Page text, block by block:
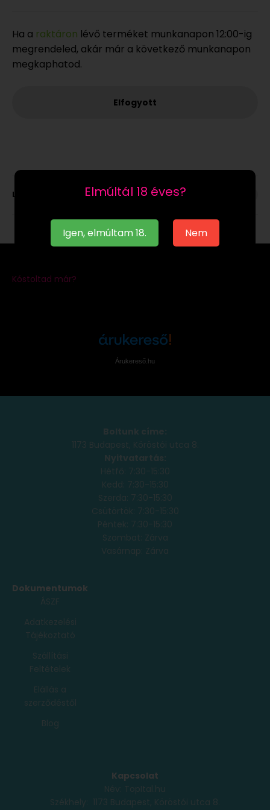
Elmúltál 18 éves?
Igen, elmúltam 18. Nem
Ha a raktáron lévő terméket munkanapon 12:00-ig
megrendeled, akár már a következő munkanapon
megkaphatod.
Elfogyott
Leírás
Árukereső.hu
Boltunk címe:
1173 Budapest, Köröstói utca 8.
Nyitvatartás:
Hétfő: 7:30-15:30
Kedd: 7:30-15:30
Szerda: 7:30-15:30
Csütörtök: 7:30-15:30
Péntek: 7:30-15:30
Szombat: Zárva
Vasárnap: Zárva
Dokumentumok
ÁSZF
Adatkezelési
Tájékoztató
Szállítási
Feltételek
Elállás a
szerződéstől
Blog
Kapcsolat
Név: TopItal.hu
Székhely: 1173 Budapest, Köröstói utca 8.